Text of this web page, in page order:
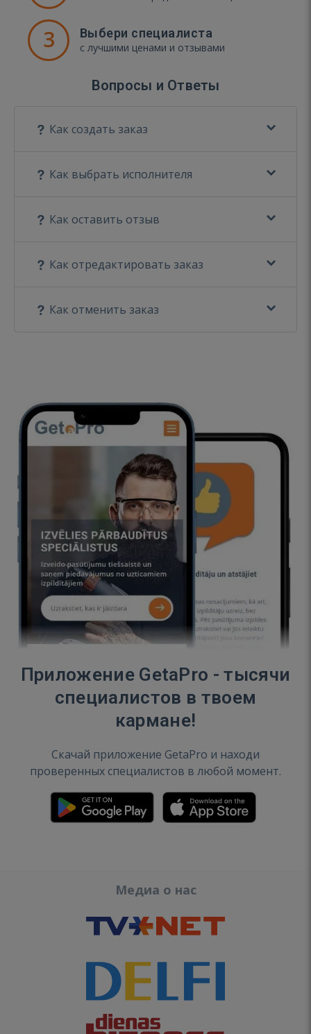
3 Выбери специалиста
с лучшими ценами и отзывами
Вопросы и Ответы
Как создать заказ
Как выбрать исполнителя
Как оставить отзыв
Как отредактировать заказ
Как отменить заказ
Приложение GetaPro - тысячи
специалистов в твоем
кармане!
Скачай приложение GetaPro и находи
проверенных специалистов в любой момент.
Медиа о нас